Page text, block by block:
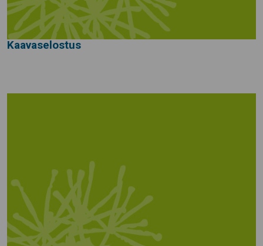
Kaavaselostus